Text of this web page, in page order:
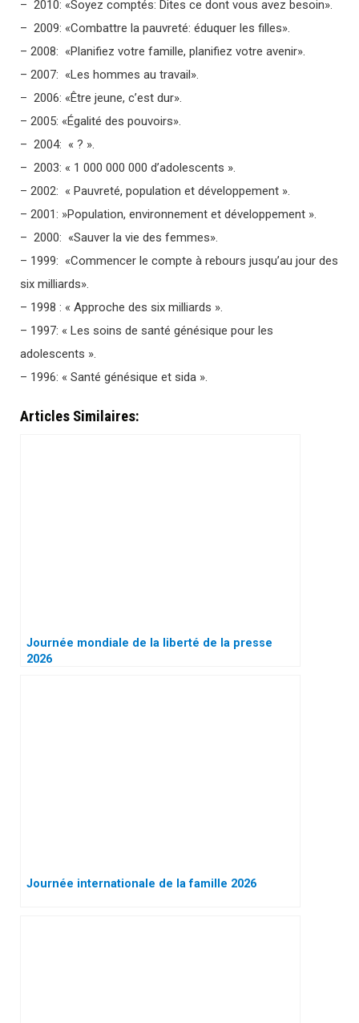
– 2010: «Soyez comptés: Dites ce dont vous avez besoin».
– 2009: «Combattre la pauvreté: éduquer les filles».
– 2008: «Planifiez votre famille, planifiez votre avenir».
– 2007: «Les hommes au travail».
– 2006: «Être jeune, c’est dur».
– 2005: «Égalité des pouvoirs».
– 2004: « ? ».
– 2003: « 1 000 000 000 d’adolescents ».
– 2002: « Pauvreté, population et développement ».
– 2001: »Population, environnement et développement ».
– 2000: «Sauver la vie des femmes».
– 1999: «Commencer le compte à rebours jusqu’au jour des
six milliards».
– 1998 : « Approche des six milliards ».
– 1997: « Les soins de santé génésique pour les
adolescents ».
– 1996: « Santé génésique et sida ».
Articles Similaires:
Journée mondiale de la liberté de la presse
2026
Journée internationale de la famille 2026